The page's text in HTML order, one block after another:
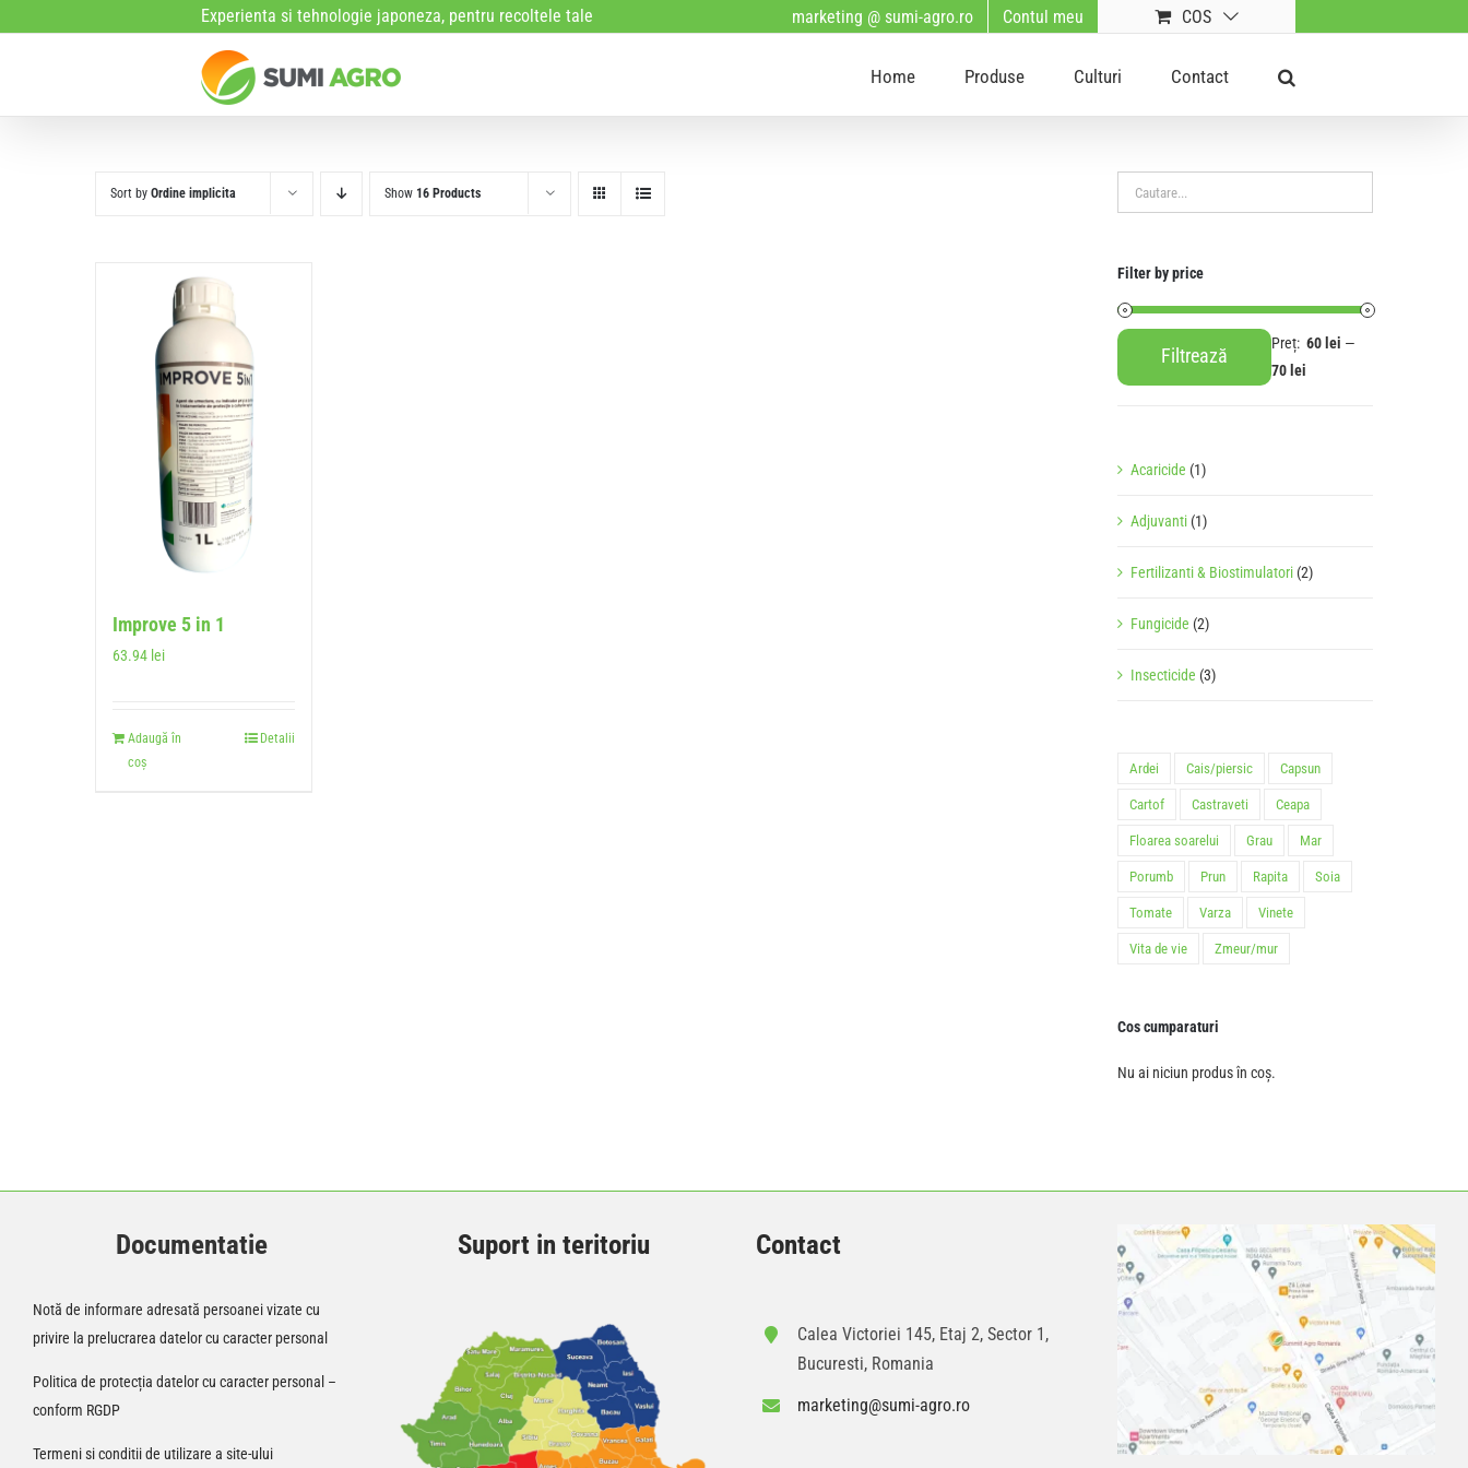
Experienta si tehnologie japoneza, pentru recoltele tale marketing @ sumi-agro.ro Contul meu COS
Home Produse Culturi Contact
Sort by Ordine implicita Show 16 Products
Improve 5 in 1
63.94 lei
Adaugă în
coș
Detalii
Filter by price
Filtrează
Preț: 60 lei —
70 lei
Acaricide (1)
Adjuvanti (1)
Fertilizanti & Biostimulatori (2)
Fungicide (2)
Insecticide (3)
Ardei Cais/piersic Capsun
Cartof Castraveti Ceapa
Floarea soarelui Grau Mar
Porumb Prun Rapita Soia
Tomate Varza Vinete
Vita de vie Zmeur/mur
Cos cumparaturi
Nu ai niciun produs în coș.
Documentatie
Notă de informare adresată persoanei vizate cu
privire la prelucrarea datelor cu caracter personal
Politica de protecția datelor cu caracter personal –
conform RGDP
Termeni si conditii de utilizare a site-ului
Suport in teritoriu Contact
Calea Victoriei 145, Etaj 2, Sector 1,
Bucuresti, Romania
marketing@sumi-agro.ro